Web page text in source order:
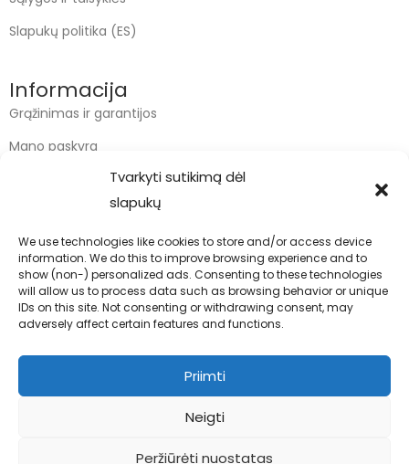
Tvarkyti sutikimą dėl
slapukų
We use technologies like cookies to store and/or access device
information. We do this to improve browsing experience and to
show (non-) personalized ads. Consenting to these technologies
will allow us to process data such as browsing behavior or unique
IDs on this site. Not consenting or withdrawing consent, may
adversely affect certain features and functions.
Priimti
Neigti
Peržiūrėti nuostatas
Slapukų politika (ES)
Informacija
Grąžinimas ir garantijos
Mano paskyra
Kontaktai
info@bodyfoodas.lt
+370 600 77017
Visos teisės saugomos © Bodyfoodas.lt 2026